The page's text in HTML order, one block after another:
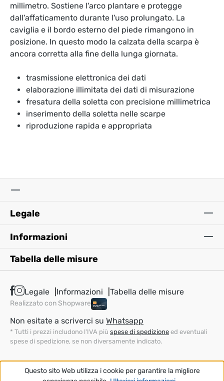
millimetro. Sostiene l'arco plantare e protegge
dall'affaticamento durante l'uso prolungato. La
caviglia e il bordo esterno del piede rimangono in
posizione. In questo modo la calzata della scarpa è
ancora corretta alla fine della lunga giornata.
trasmissione elettronica dei dati
elaborazione illimitata dei dati di misurazione
fresatura della soletta con precisione millimetrica
inserimento della soletta nelle scarpe
riproduzione rapida e appropriata
Legale
Informazioni
Tabella delle misure
Legale Informazioni Tabella delle misure
Realizzato con Shopware
Non esitate a scriverci su Whatsapp
* Tutti i prezzi includono l'IVA più spese di spedizione ed eventuali
spese di spedizione, se non diversamente indicato.
Questo sito Web utilizza i cookie per garantire la migliore